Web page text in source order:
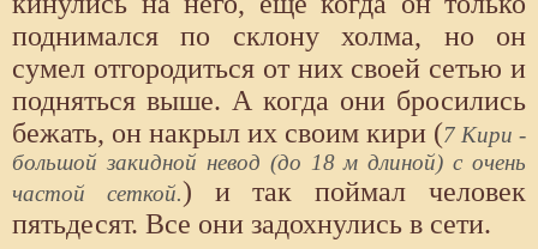
поднимался по склону холма, но он
сумел отгородиться от них своей сетью и
подняться выше. А когда они бросились
бежать, он накрыл их своим кири (7 Кири -
большой закидной невод (до 18 м длиной) с очень
частой сеткой.) и так поймал человек
пятьдесят. Все они задохнулись в сети.